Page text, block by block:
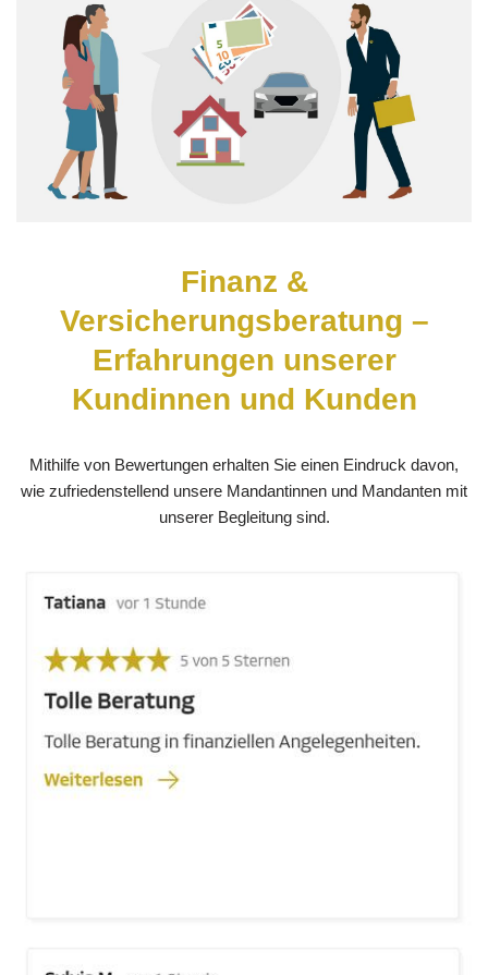
Finanz &
Versicherungsberatung –
Erfahrungen unserer
Kundinnen und Kunden
Mithilfe von Bewertungen erhalten Sie einen Eindruck davon,
wie zufriedenstellend unsere Mandantinnen und Mandanten mit
unserer Begleitung sind.